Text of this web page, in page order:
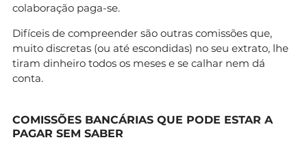
colaboração paga-se.
Difíceis de compreender são outras comissões que,
muito discretas (ou até escondidas) no seu extrato, lhe
tiram dinheiro todos os meses e se calhar nem dá
conta.
COMISSÕES BANCÁRIAS QUE PODE ESTAR A
PAGAR SEM SABER